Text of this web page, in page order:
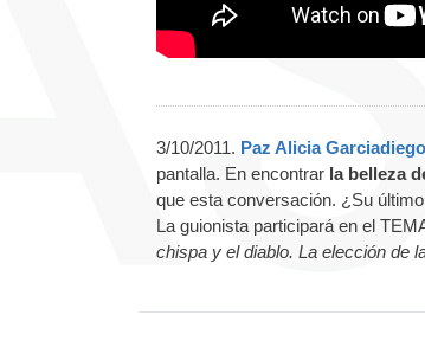
3/10/2011. Paz Alicia Garciadiego
pantalla. En encontrar la belleza
que esta conversación. ¿Su
La guionista participará en el
chispa y el diablo. La elección de